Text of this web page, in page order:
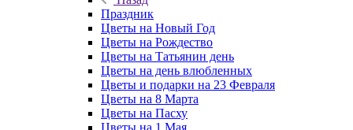
Праздник
Цветы на Новый Год
Цветы на Рождество
Цветы на Татьянин день
Цветы на день влюбленных
Цветы и подарки на 23 Февраля
Цветы на 8 Марта
Цветы на Пасху
Цветы на 1 Мая